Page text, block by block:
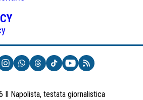
UNA
NUOVA
(APRE
UNA
NUOVA
SCHEDA)
Il Napolista, testata giornalistica